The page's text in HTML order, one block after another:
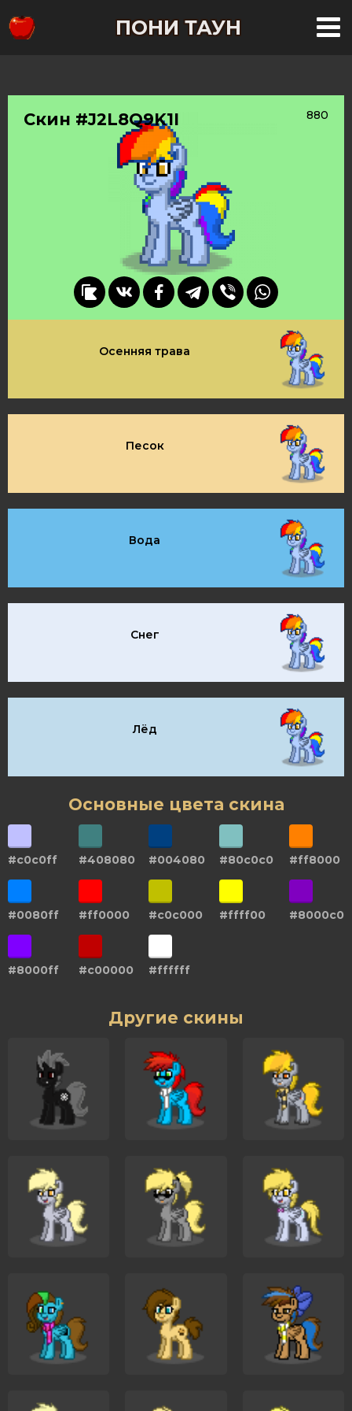
ПОНИ ТАУН
Скин #J2L8Q9K1I 880
Осенняя трава
Песок
Вода
Снег
Лёд
Основные цвета скина
#c0c0ff #408080 #004080 #80c0c0 #ff8000
#0080ff #ff0000 #c0c000 #ffff00 #8000c0
#8000ff #c00000 #ffffff
Другие скины